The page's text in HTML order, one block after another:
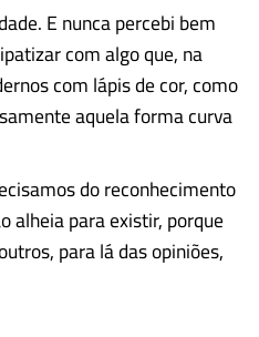
E nunca percebi bem
com algo que, na
com lápis de cor, como
aquela forma curva
do reconhecimento
alheia para existir, porque
para lá das opiniões,